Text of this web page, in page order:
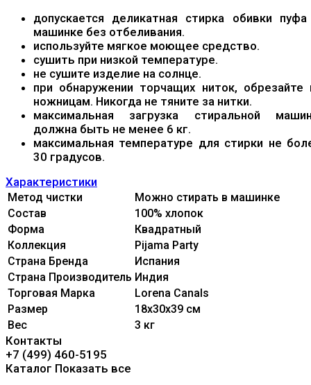
допускается деликатная стирка обивки
машинке без отбеливания.
используйте мягкое моющее средство.
сушить при низкой температуре.
не сушите изделие на солнце.
при обнаружении торчащих ниток, обрезайте
ножницам. Никогда не тяните за нитки.
максимальная загрузка стиральной
должна быть не менее 6 кг.
максимальная температуре для стирки не
30 градусов.
Характеристики
Метод чистки
Можно стирать в машинке
Состав
100% xлопок
Форма
Квадратный
Коллекция
Pijama Party
Страна Бренда
Испания
Страна Производитель Индия
Торговая Марка
Lorena Canals
Размер
18x30x39 см
Вес
3 кг
Контакты
+7 (499) 460-5195
Каталог Показать все